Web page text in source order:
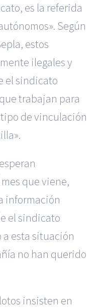
es la referida
Según
estos
ilegales y
el sindicato
trabajan para
de vinculación
queviene,
información
elsindicato
esta situación
no han querido
insisten en